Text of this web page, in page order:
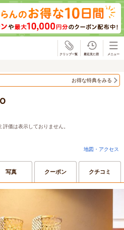
お得な特典をみる
価は表示しておりません。
地図・アクセス
写真 クーポン クチコミ